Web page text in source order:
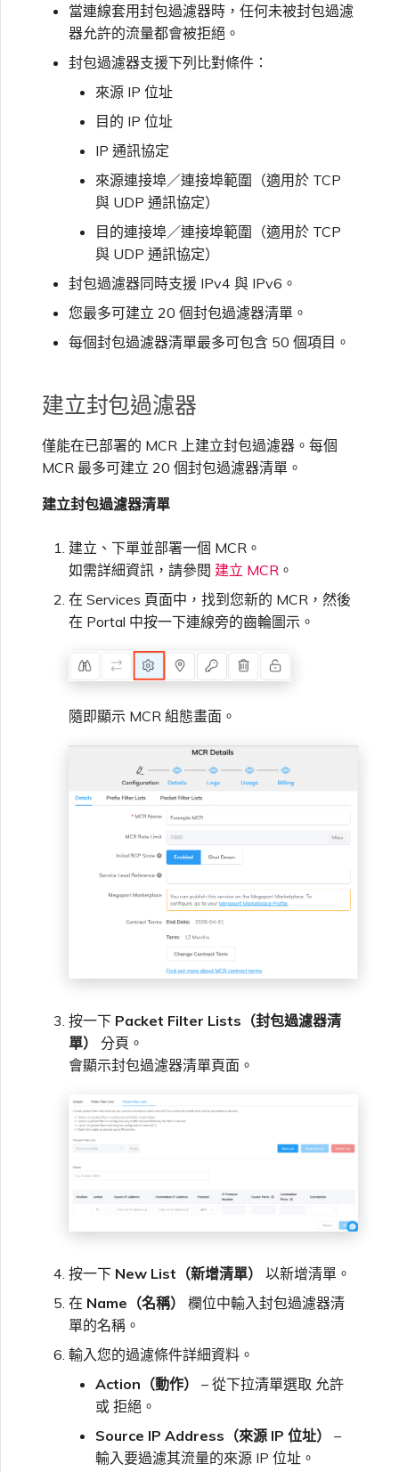
SAP
Palo Alto Networks
Peplink FusionHub
VMware SD-WAN
使用 MVE 主控台
MVE 常見問題
從 MCR 建立至 Azure 的
從 MVE 建立至 AWS 的 VXC
從 MVE 建立至 Azure 的
從 MVE 建立至 Google 的
變更 IX 設定
關閉 VXC 和 IX
監控服務狀態
設定 OpenMetrics 服務監控
Azure 服務金鑰 API 回應欄
Megaport Portal 驗證常見
X-Auth Token 淘汰常見問題
API 淘汰常見問題
單一登入（SSO）功能與使
單一登入（SSO）常見問題
提供偵錯資訊以加快支援回應
當連線套用封包過濾器時，任何未被封包過濾
器允許的流量都會被拒絕。
封包過濾器支援下列比對條件：
來源 IP 位址
目的 IP 位址
IP 通訊協定
來源連接埠／連接埠範圍（適用於 TCP
與 UDP 通訊協定）
目的連接埠／連接埠範圍（適用於 TCP
與 UDP 通訊協定）
封包過濾器同時支援 IPv4 與 IPv6。
您最多可建立 20 個封包過濾器清單。
每個封包過濾器清單最多可包含 50 個項目。
建立封包過濾器
僅能在已部署的 MCR 上建立封包過濾器。每個
MCR 最多可建立 20 個封包過濾器清單。
建立封包過濾器清單
建立、下單並部署一個 MCR。
如需詳細資訊，請參閱 建立 MCR 。
在 Services 頁面中，找到您新的 MCR，然後
在 Portal 中按一下連線旁的齒輪圖示。
隨即顯示 MCR 組態畫面。
按一下 Packet Filter Lists（封包過濾器清
單）
分頁。
會顯示封包過濾器清單頁面。
按一下 New List（新增清單）
以新增清單。
在 Name（名稱）
欄位中輸入封包過濾器清
單的名稱。
輸入您的過濾條件詳細資料。
Action（動作）
– 從下拉清單選取 允許
或 拒絕。
Source IP Address（來源 IP 位址）
–
輸入要過濾其流量的來源 IP 位址。